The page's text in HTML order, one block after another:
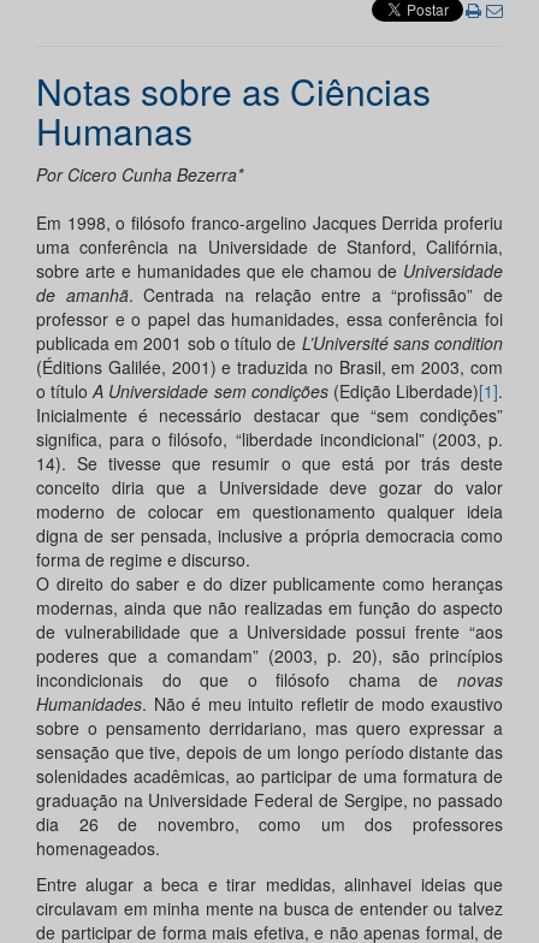
Notas sobre as Ciências
Humanas
Por Cicero Cunha Bezerra*
Em 1998, o filósofo franco-argelino Jacques Derrida proferiu
uma conferência na Universidade de Stanford, Califórnia,
sobre arte e humanidades que ele chamou de Universidade
de amanhã. Centrada na relação entre a “profissão” de
professor e o papel das humanidades, essa conferência foi
publicada em 2001 sob o título de L’Université sans condition
(Éditions Galilée, 2001) e traduzida no Brasil, em 2003, com
o títuloA Universidade sem condições (Edição Liberdade)[1].
Inicialmente é necessário destacar que “sem condições”
significa, para o filósofo, “liberdade incondicional” (2003, p.
14). Se tivesse que resumir o que está por trás deste
conceito diria que a Universidade deve gozar do valor
moderno de colocar em questionamento qualquer ideia
digna de ser pensada, inclusive a própria democracia como
forma de regime e discurso.
O direito do saber e do dizer publicamente como heranças
modernas, ainda que não realizadas em função do aspecto
de vulnerabilidade que a Universidade possui frente “aos
poderes que a comandam” (2003, p. 20), são princípios
incondicionais do que o filósofo chama de novas
Humanidades. Não é meu intuito refletir de modo exaustivo
sobre o pensamento derridariano, mas quero expressar a
sensação que tive, depois de um longo período distante das
solenidades acadêmicas, ao participar de uma formatura de
graduação na Universidade Federal de Sergipe, no passado
dia 26 de novembro, como um dos professores
homenageados.
Entre alugar a beca e tirar medidas, alinhavei ideias que
circulavam em minha mente na busca de entender ou talvez
de participar de forma mais efetiva, e não apenas formal, de